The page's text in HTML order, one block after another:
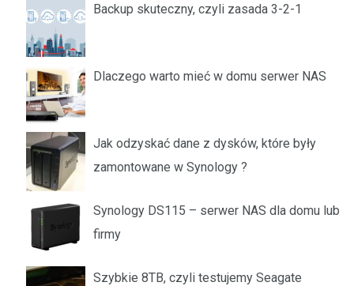
Backup skuteczny, czyli zasada 3-2-1
Dlaczego warto mieć w domu serwer NAS
Jak odzyskać dane z dysków, które były
zamontowane w Synology ?
Synology DS115 – serwer NAS dla domu lub
firmy
Szybkie 8TB, czyli testujemy Seagate